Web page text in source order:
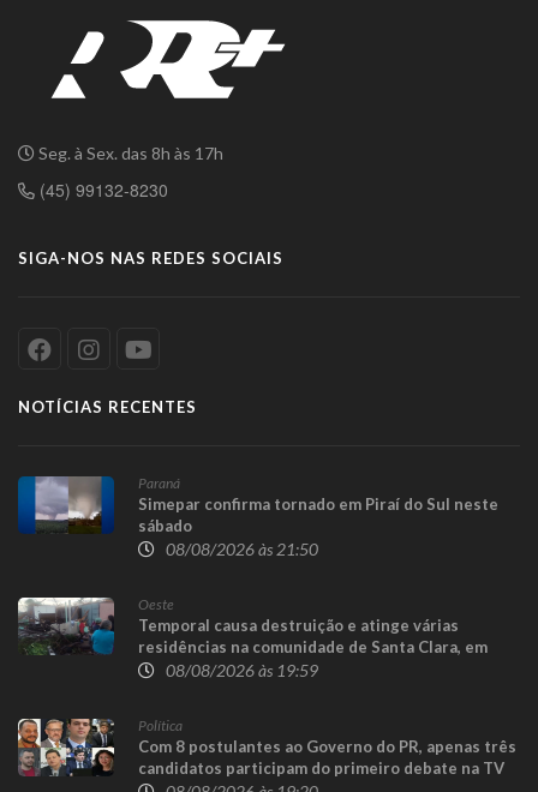
Seg. à Sex. das 8h às 17h
(45) 99132-8230
SIGA-NOS NAS REDES SOCIAIS
NOTÍCIAS RECENTES
Paraná
Simepar confirma tornado em Piraí do Sul neste
sábado
08/08/2026 às 21:50
Oeste
Temporal causa destruição e atinge várias
residências na comunidade de Santa Clara, em
Candói08/08/2026 às 19:59
Política
Com 8 postulantes ao Governo do PR, apenas três
candidatos participam do primeiro debate na TV